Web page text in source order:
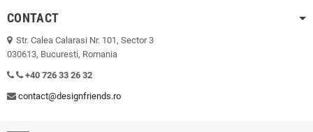
CONTACT
Str. Calea Calarasi Nr. 101, Sector 3
030613, Bucuresti, Romania
+40 726 33 26 32
contact@designfriends.ro